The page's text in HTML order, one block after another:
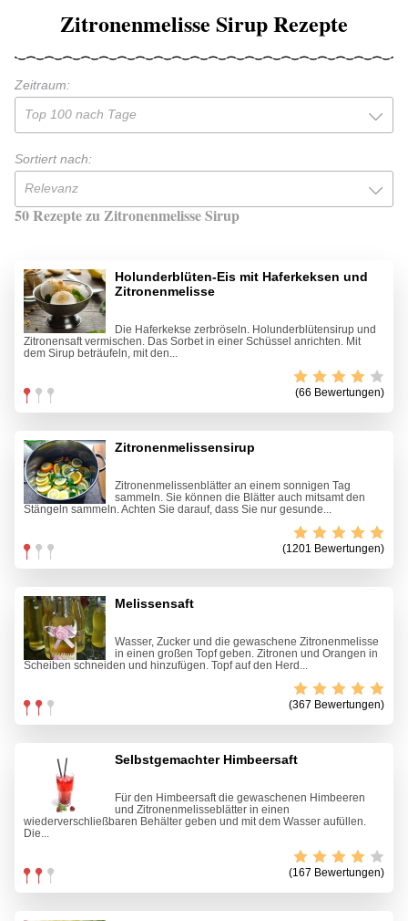
Zitronenmelisse Sirup Rezepte
Zeitraum:
Top 100 nach Tage
Sortiert nach:
Relevanz
50 Rezepte zu Zitronenmelisse Sirup
Holunderblüten-Eis mit Haferkeksen und
Zitronenmelisse
Die Haferkekse zerbröseln. Holunderblütensirup und
Zitronensaft vermischen. Das Sorbet in einer Schüssel anrichten. Mit
dem Sirup beträufeln, mit den...
(66 Bewertungen)
Zitronenmelissensirup
Zitronenmelissenblätter an einem sonnigen Tag
sammeln. Sie können die Blätter auch mitsamt den
Stängeln sammeln. Achten Sie darauf, dass Sie nur gesunde...
(1201 Bewertungen)
Melissensaft
Wasser, Zucker und die gewaschene Zitronenmelisse
in einen großen Topf geben. Zitronen und Orangen in
Scheiben schneiden und hinzufügen. Topf auf den Herd...
(367 Bewertungen)
Selbstgemachter Himbeersaft
Für den Himbeersaft die gewaschenen Himbeeren
und Zitronenmelisseblätter in einen
wiederverschließbaren Behälter geben und mit dem Wasser aufüllen.
Die...
(167 Bewertungen)